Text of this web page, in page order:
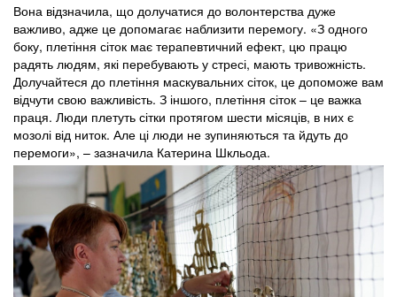
Вона відзначила, що долучатися до волонтерства дуже
важливо, адже це допомагає наблизити перемогу. «З одного
боку, плетіння сіток має терапевтичний ефект, цю працю
радять людям, які перебувають у стресі, мають тривожність.
Долучайтеся до плетіння маскувальних сіток, це допоможе вам
відчути свою важливість. З іншого, плетіння сіток – це важка
праця. Люди плетуть сітки протягом шести місяців, в них є
мозолі від ниток. Але ці люди не зупиняються та йдуть до
перемоги», – зазначила Катерина Шкльода.